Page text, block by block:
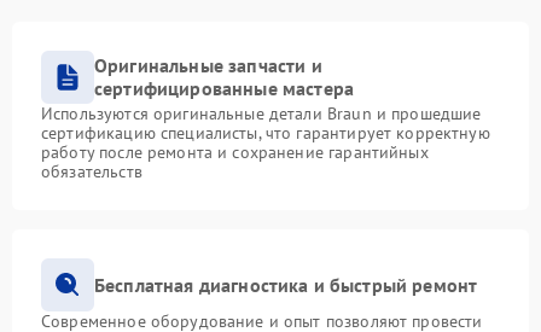
Оригинальные запчасти и
сертифицированные мастера
Используются оригинальные детали Braun и прошедшие
сертификацию специалисты, что гарантирует корректную
работу после ремонта и сохранение гарантийных
обязательств
Бесплатная диагностика и быстрый ремонт
Современное оборудование и опыт позволяют провести